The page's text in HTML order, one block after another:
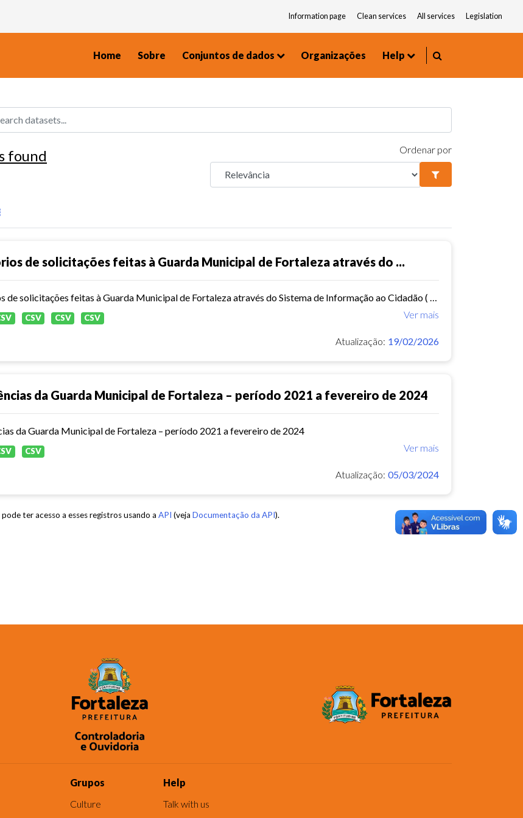
Information page Clean services All services Legislation
Home Sobre Conjuntos de dados Organizações Help
found Ordenar por
de solicitações feitas à Guarda Municipal de Fortaleza através do ...
Relatórios de solicitações feitas à Guarda Municipal de Fortaleza através do Sistema de Informação ao Cidadão ( E- SIC)
Ver mais
CSV CSV CSV
Atualização: 19/02/2026
da Guarda Municipal de Fortaleza – período 2021 a fevereiro de 2024
da Guarda Municipal de Fortaleza – período 2021 a fevereiro de 2024
Ver mais
CSV
Atualização: 05/03/2024
ter acesso a esses registros usando a API (veja Documentação da API).
Grupos
Culture
Help
Talk with us